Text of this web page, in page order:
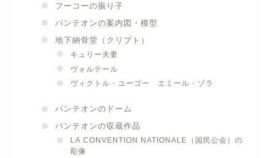
フーコーの振り子
パンテオンの案内図・模型
地下納骨堂（クリプト）
キュリー夫妻
ヴォルテール
ヴィクトル・ユーゴー エミール・ゾラ
パンテオンのドーム
パンテオンの収蔵作品
LA CONVENTION NATIONALE（国民公会）の
彫像